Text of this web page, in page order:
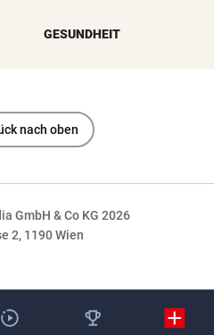
GESUNDHEIT
nach oben
GmbH & Co KG 2026
2, 1190 Wien